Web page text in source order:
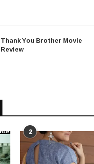
Thank You Brother Movie
Review
2